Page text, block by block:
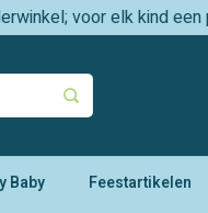
voor elk kind een
Baby Feestartikelen